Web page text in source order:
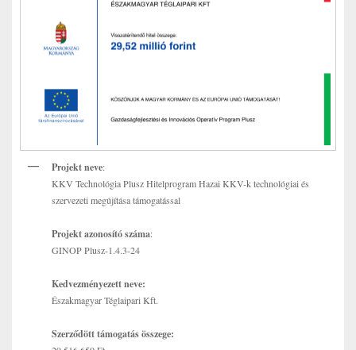
Projekt neve:
KKV Technológia Plusz Hitelprogram Hazai KKV-k technológiai és
szervezeti megújítása támogatással
Projekt azonosító száma:
GINOP Plusz-1.4.3-24
Kedvezményezett neve:
Északmagyar Téglaipari Kft.
Szerződött támogatás összege: